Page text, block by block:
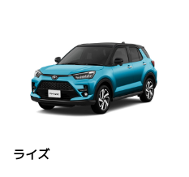
ライズ